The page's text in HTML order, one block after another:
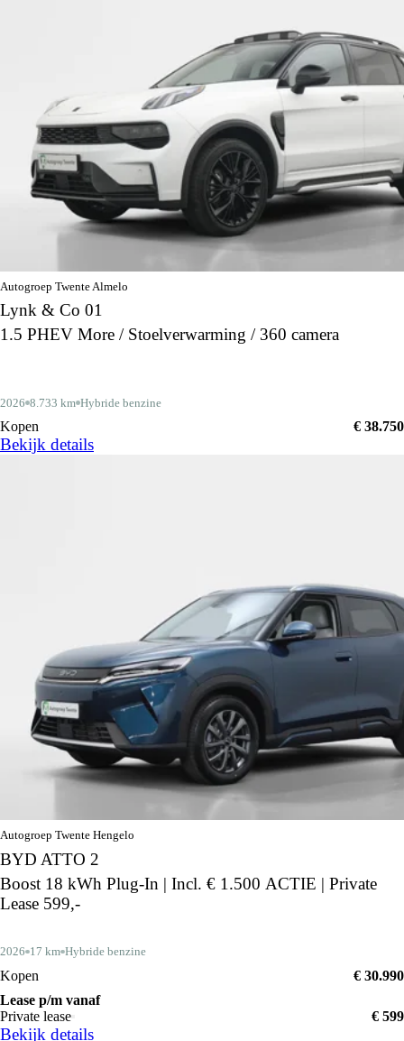
Autogroep Twente Almelo
Lynk & Co 01
1.5 PHEV More / Stoelverwarming / 360 camera
2026 8.733 km Hybride benzine
Kopen € 38.750
Bekijk details
Autogroep Twente Hengelo
BYD ATTO 2
Boost 18 kWh Plug-In | Incl. € 1.500 ACTIE | Private
Lease 599,-
2026 17 km Hybride benzine
Kopen
€ 30.990
Lease p/m vanaf
Private lease
€ 599
Bekijk details